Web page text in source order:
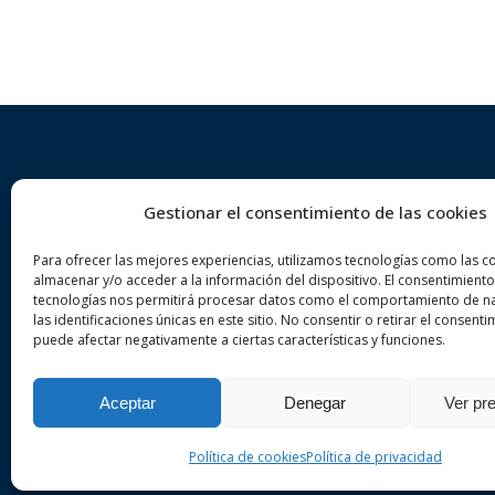
Gestionar el consentimiento de las cookies
Para ofrecer las mejores experiencias, utilizamos tecnologías como las
almacenar y/o acceder a la información del dispositivo. El
tecnologías nos permitirá procesar datos como el comportamiento de
las identificaciones únicas en este sitio. No consentir o retirar el
puede afectar negativamente a ciertas características y funciones.
Aceptar Denegar Ver
Política de cookiesPolítica de privacidad
Sobre nosaltres
VA ADVOCATS és un despatx
d’advocats especialitzat en dret
penal i civil a la ciutat de Girona.
Realitzi la seva consulta sense
compromís.